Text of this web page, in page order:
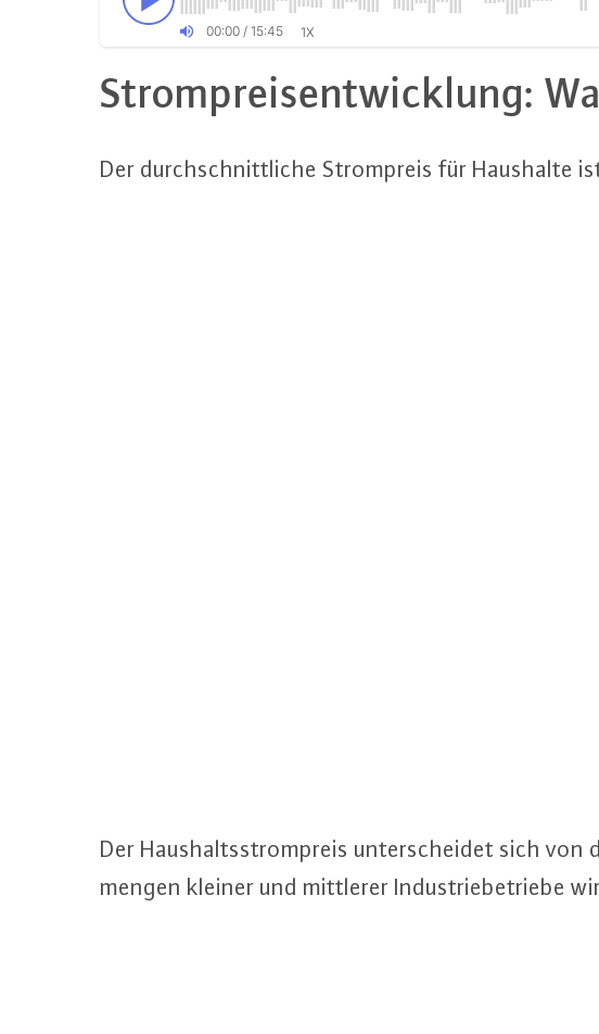
00:00/ 15:45 1X
Strom­preis­ent­wick­lung:
Der durch­schnitt­li­che Strom­preis für Haushalte
Der Haus­halts­strom­preis un­ter­schei­det sich
men­gen kleiner und mittlerer In­dus­trie­be­trie­be